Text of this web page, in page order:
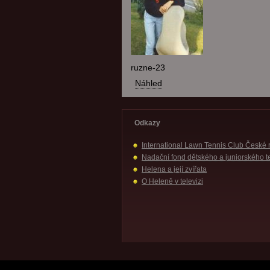
ruzne-23
Náhled
Odkazy
International Lawn Tennis Club České
Nadační fond dětského a juniorského
Helena a její zvířata
O Heleně v televizi